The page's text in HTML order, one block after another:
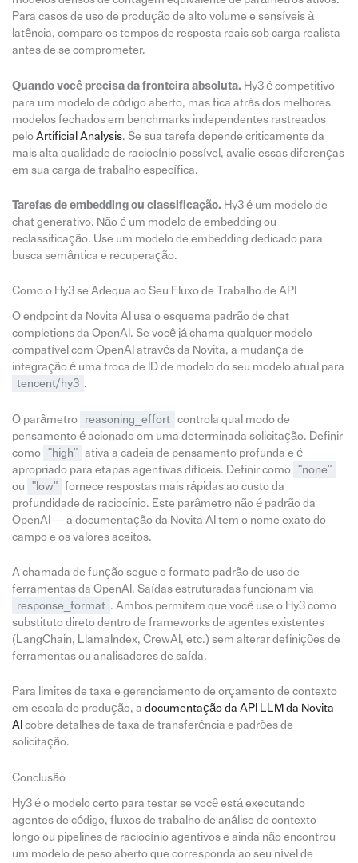
Para casos de uso de produção de alto volume e sensíveis à
latência, compare os tempos de resposta reais sob carga realista
antes de se comprometer.
Quando você precisa da fronteira absoluta. Hy3 é competitivo
para um modelo de código aberto, mas fica atrás dos melhores
modelos fechados em benchmarks independentes rastreados
pelo Artificial Analysis. Se sua tarefa depende criticamente da
mais alta qualidade de raciocínio possível, avalie essas diferenças
em sua carga de trabalho específica.
Tarefas de embedding ou classificação. Hy3 é um modelo de
chat generativo. Não é um modelo de embedding ou
reclassificação. Use um modelo de embedding dedicado para
busca semântica e recuperação.
Como o Hy3 se Adequa ao Seu Fluxo de Trabalho de API
O endpoint da Novita AI usa o esquema padrão de chat
completions da OpenAI. Se você já chama qualquer modelo
compatível com OpenAI através da Novita, a mudança de
integração é uma troca de ID de modelo do seu modelo atual para
tencent/hy3 .
O parâmetro reasoning_effort
controla qual modo de
pensamento é acionado em uma determinada solicitação. Definir
como "high"
ativa a cadeia de pensamento profunda e é
apropriado para etapas agentivas difíceis. Definir como "none"
ou
"low"
fornece respostas mais rápidas ao custo da
profundidade de raciocínio. Este parâmetro não é padrão da
OpenAI — a documentação da Novita AI tem o nome exato do
campo e os valores aceitos.
A chamada de função segue o formato padrão de uso de
ferramentas da OpenAI. Saídas estruturadas funcionam via
response_format . Ambos permitem que você use o Hy3 como
substituto direto dentro de frameworks de agentes existentes
(LangChain, LlamaIndex, CrewAI, etc.) sem alterar definições de
ferramentas ou analisadores de saída.
Para limites de taxa e gerenciamento de orçamento de contexto
em escala de produção, a documentação da API LLM da Novita
AI cobre detalhes de taxa de transferência e padrões de
solicitação.
Conclusão
Hy3 é o modelo certo para testar se você está executando
agentes de código, fluxos de trabalho de análise de contexto
longo ou pipelines de raciocínio agentivos e ainda não encontrou
um modelo de peso aberto que corresponda ao seu nível de